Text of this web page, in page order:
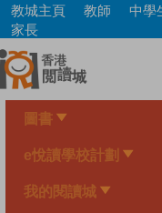
Skip
main
content
教城主頁 教師 中學
家長
圖書
e悅讀學校計劃
我的閱讀城